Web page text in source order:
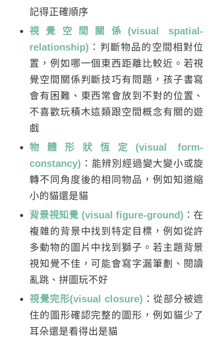
記得正確順序
視覺空間關係(visual spatial-
relationship) ：判斷物品的空間相對位
置，例如哪一個東西距離比較近。若視
覺空間關係判斷技巧有問題，孩子書寫
會有困難、東西常會放到不對的位置、
不喜歡玩積木這類跟空間概念有關的遊
戲
物體形狀恆定(visual form-
constancy) ：能辨別經過變大變小或旋
轉不同角度後的相同物品，例如知道縮
小的貓還是貓
背景視知覺 (visual figure-ground) ：在
複雜的背景中找到特定目標，例如從許
多動物的圖片中找到獅子。若主題背景
視知覺不佳，可能會寫字漏筆劃、閱讀
亂跳、拼圖玩不好
視覺完形(visual closure) ：從部分被遮
住的圖形確認完整的圖形，例如貓少了
耳朵還是看得出是貓